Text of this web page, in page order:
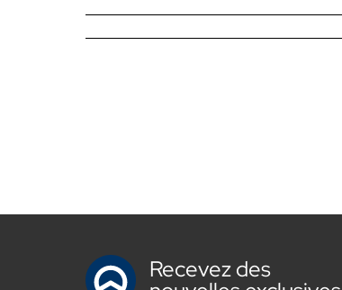
Recevez des